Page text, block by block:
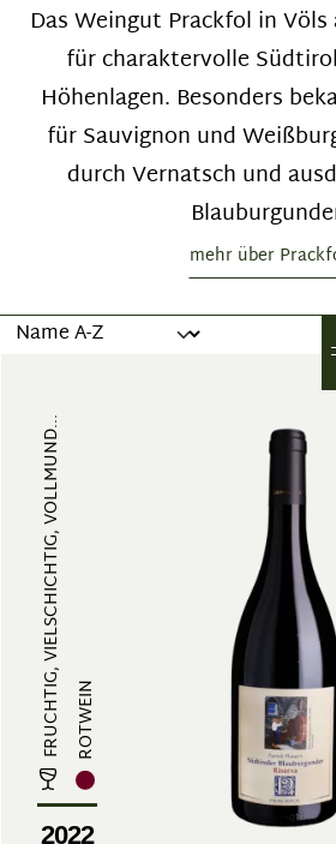
Das Weingut Prackfol in
für charaktervolle
Höhenlagen. Besonders
für Sauvignon und
durch Vernatsch und
mehr über
FRUCHTIG, VIELSCHICHTIG, VOLLMUND... ROTWEIN
2022